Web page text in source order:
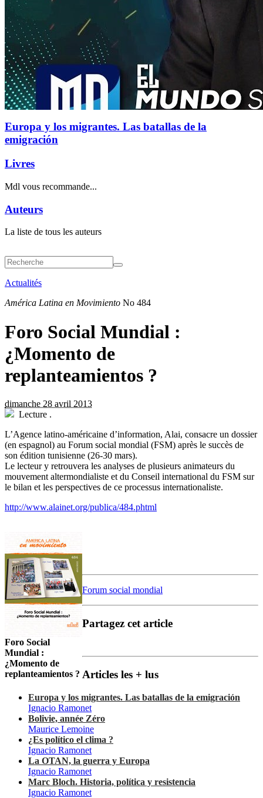
Europa y los migrantes. Las batallas de la
emigración
Livres
Mdl vous recommande...
Auteurs
La liste de tous les auteurs
Actualités
América Latina en Movimiento No 484
Foro Social Mundial :
¿Momento de
replanteamientos ?
dimanche 28 avril 2013
Lecture .
L’Agence latino-américaine d’information, Alai, consacre un dossier
(en espagnol) au Forum social mondial (FSM) après le succès de
son édition tunisienne (26-30 mars).
Le lecteur y retrouvera les analyses de plusieurs animateurs du
mouvement altermondialiste et du Conseil international du FSM sur
le bilan et les perspectives de ce processus internationaliste.
http://www.alainet.org/publica/484.phtml
Foro Social
Mundial :
¿Momento de
replanteamientos ?
Forum social mondial
Partagez cet article
Articles les + lus
Europa y los migrantes. Las batallas de la emigración
Ignacio Ramonet
Bolivie, année Zéro
Maurice Lemoine
¿Es político el clima ?
Ignacio Ramonet
La OTAN, la guerra y Europa
Ignacio Ramonet
Marc Bloch. Historia, política y resistencia
Ignacio Ramonet